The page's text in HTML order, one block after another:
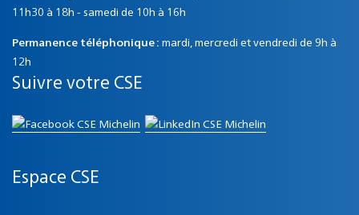
11h30 à 18h - samedi de 10h à 16h
Permanence téléphonique : mardi, mercredi et vendredi de 9h à
12h
Suivre votre CSE
Espace CSE